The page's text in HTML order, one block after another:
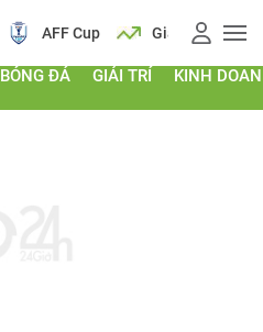
AFF Cup Giá vàng
BÓNG ĐÁ GIẢI TRÍ KINH